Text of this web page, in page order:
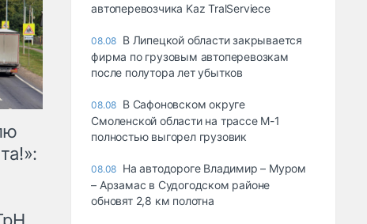
автоперевозчика Kaz TralServiece
08.08 В Липецкой области закрывается
фирма по грузовым автоперевозкам
после полутора лет убытков
08.08 В Сафоновском округе
Смоленской области на трассе М-1
полностью выгорел грузовик
08.08 На автодороге Владимир – Муром
– Арзамас в Судогодском районе
обновят 2,8 км полотна